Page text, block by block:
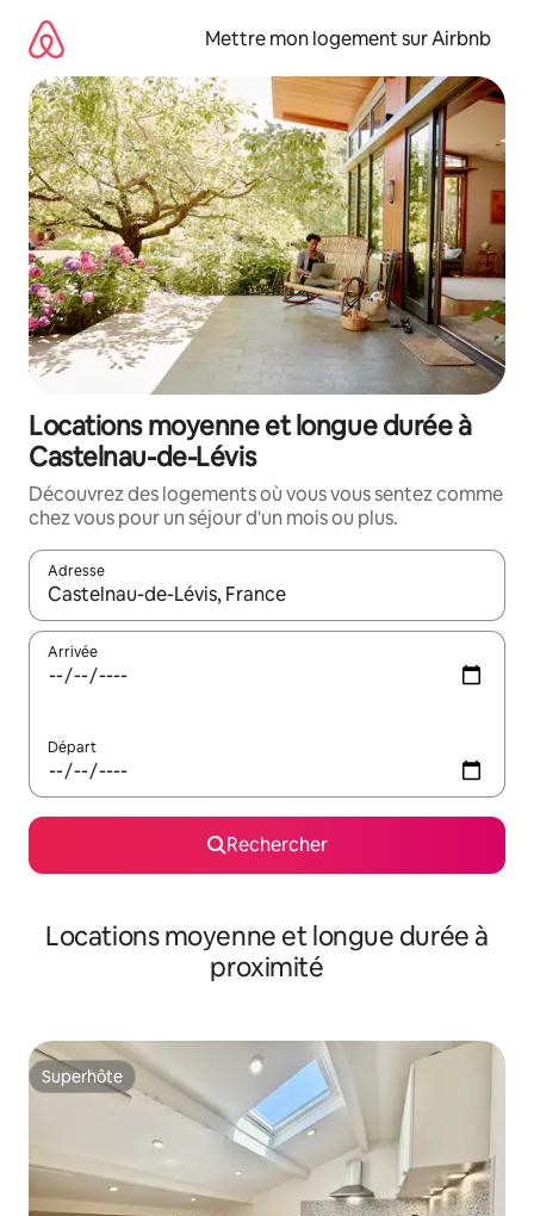
directement
contenu
Mettre mon logement sur Airbnb
Locations moyenne et longue durée à
Castelnau-de-Lévis
Découvrez des logements où vous vous sentez comme
chez vous pour un séjour d'un mois ou plus.
Adresse
Lorsque les résultats s'affichent, utilisez les flèches vers le
Arrivée
Départ
Rechercher
Locations moyenne et longue durée à
proximité
Superhôte
Superhôte